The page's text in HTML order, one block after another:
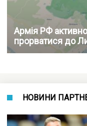
Армія РФ
прорватися до
НОВИНИ